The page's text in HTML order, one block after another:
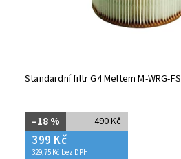
Standardní filtr G4 Meltem M-WRG-FS
490 Kč
–18 %
399 Kč
329,75 Kč bez DPH